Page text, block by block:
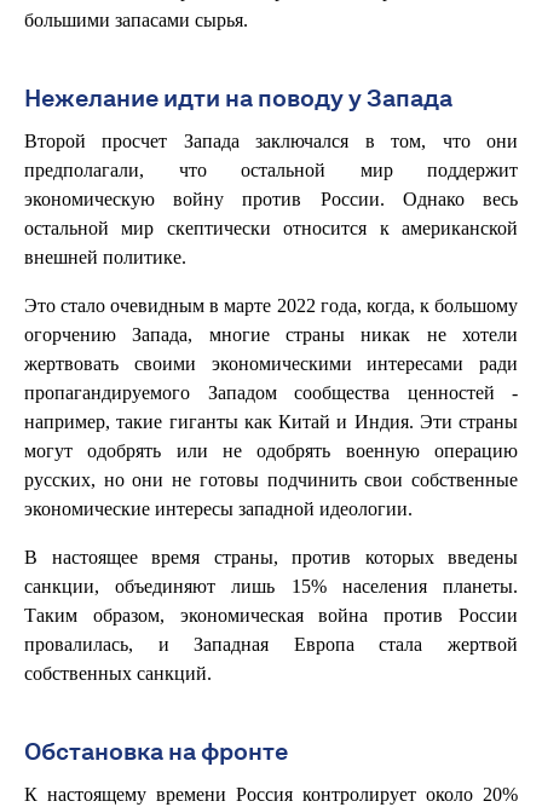
большими запасами сырья.
Нежелание идти на поводу у Запада
Второй просчет Запада заключался в том, что они
предполагали, что остальной мир поддержит
экономическую войну против России. Однако весь
остальной мир скептически относится к американской
внешней политике.
Это стало очевидным в марте 2022 года, когда, к большому
огорчению Запада, многие страны никак не хотели
жертвовать своими экономическими интересами ради
пропагандируемого Западом сообщества ценностей -
например, такие гиганты как Китай и Индия. Эти страны
могут одобрять или не одобрять военную операцию
русских, но они не готовы подчинить свои собственные
экономические интересы западной идеологии.
В настоящее время страны, против которых введены
санкции, объединяют лишь 15% населения планеты.
Таким образом, экономическая война против России
провалилась, и Западная Европа стала жертвой
собственных санкций.
Обстановка на фронте
К настоящему времени Россия контролирует около 20%